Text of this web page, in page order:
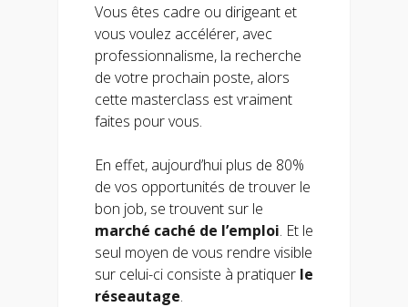
Vous êtes cadre ou dirigeant et
vous voulez accélérer, avec
professionnalisme, la recherche
de votre prochain poste, alors
cette masterclass est vraiment
faites pour vous.
En effet, aujourd’hui plus de 80%
de vos opportunités de trouver le
bon job, se trouvent sur le
marché caché de l’emploi. Et le
seul moyen de vous rendre visible
sur celui-ci consiste à pratiquer le
réseautage.